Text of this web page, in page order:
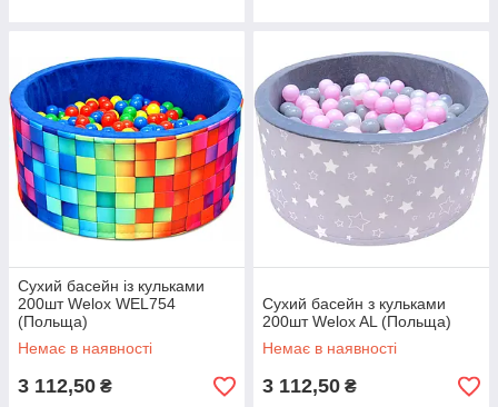
Сухий басейн із кульками
200шт Welox WEL754
(Польща)
Немає в наявності
3 112,50 ₴
Сухий басейн з кульками
200шт Welox AL (Польща)
Немає в наявності
3 112,50 ₴